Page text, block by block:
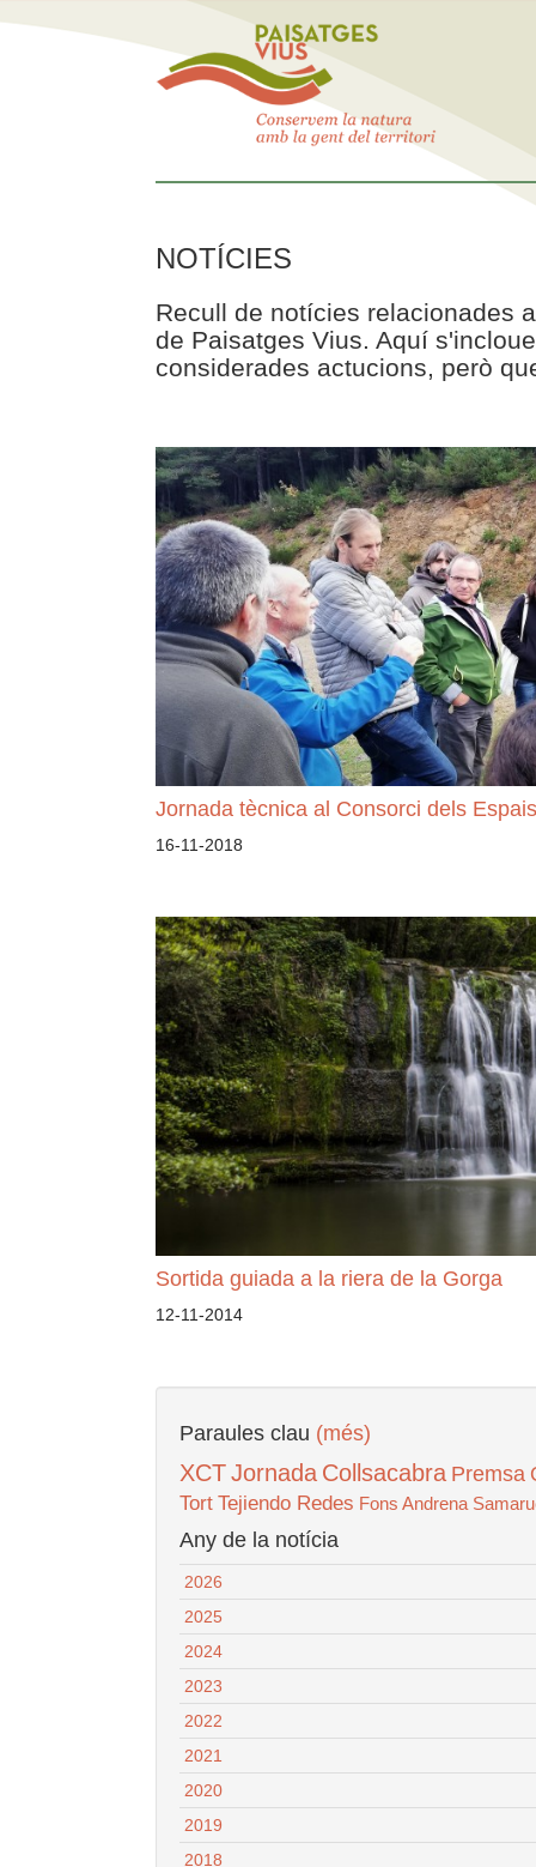
NOTÍCIES
Recull de notícies relacionades
de Paisatges Vius. Aquí
considerades actucions, però
Jornada tècnica al Consorci dels
16-11-2018
Sortida guiada a la riera de la Gorga
12-11-2014
Paraules clau (més)
XCTJornada Collsacabra Premsa
Tort Tejiendo Redes Fons Andrena
Any de la notícia
2026
2025
2024
2023
2022
2021
2020
2019
2018